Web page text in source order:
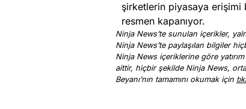
şirketlerin piyasaya erişimi
resmen kapanıyor.
Ninja News’te sunulan içerikler,
Ninja News’te paylaşılan bilgiler
Ninja News içeriklerine göre yatırım
aittir, hiçbir şekilde Ninja News,
Beyanı’nın tamamını okumak için